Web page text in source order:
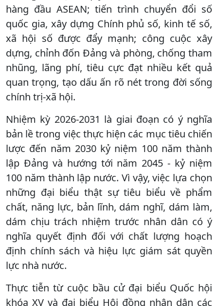
hàng đầu ASEAN; tiến trình chuyển đổi số
quốc gia, xây dựng Chính phủ số, kinh tế số,
xã hội số được đẩy mạnh; công cuộc xây
dựng, chỉnh đốn Đảng và phòng, chống tham
nhũng, lãng phí, tiêu cực đạt nhiều kết quả
quan trọng, tạo dấu ấn rõ nét trong đời sống
chính trị-xã hội.
Nhiệm kỳ 2026-2031 là giai đoạn có ý nghĩa
bản lề trong việc thực hiện các mục tiêu chiến
lược đến năm 2030 kỷ niệm 100 năm thành
lập Đảng và hướng tới năm 2045 - kỷ niệm
100 năm thành lập nước. Vì vậy, việc lựa chọn
những đại biểu thật sự tiêu biểu về phẩm
chất, năng lực, bản lĩnh, dám nghĩ, dám làm,
dám chịu trách nhiệm trước nhân dân có ý
nghĩa quyết định đối với chất lượng hoạch
định chính sách và hiệu lực giám sát quyền
lực nhà nước.
Thực tiễn từ cuộc bầu cử đại biểu Quốc hội
khóa XV và đại biểu Hội đồng nhân dân các